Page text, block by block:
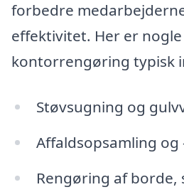
forbedre
effektivitet. Her er
kontorrengøring typisk
Støvsugning og
Affaldsopsamling
Rengøring af borde,